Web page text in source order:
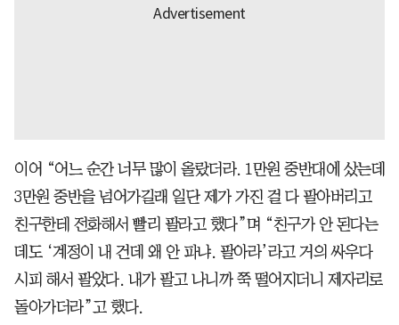
이어 “어느 순간 너무 많이 올랐더라. 1만원 중반대에 샀는데
3만원 중반을 넘어가길래 일단 제가 가진 걸 다 팔아버리고
친구한테 전화해서 빨리 팔라고 했다”며 “친구가 안 된다는
데도 ‘계정이 내 건데 왜 안 파냐. 팔아라’라고 거의 싸우다
시피 해서 팔았다. 내가 팔고 나니까 쭉 떨어지더니 제자리로
돌아가더라”고 했다.